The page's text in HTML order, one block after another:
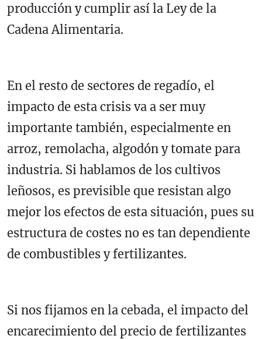
producción y cumplir así la Ley de la
Cadena Alimentaria.
En el resto de sectores de regadío, el
impacto de esta crisis va a ser muy
importante también, especialmente en
arroz, remolacha, algodón y tomate para
industria. Si hablamos de los cultivos
leñosos, es previsible que resistan algo
mejor los efectos de esta situación, pues su
estructura de costes no es tan dependiente
de combustibles y fertilizantes.
Si nos fijamos en la cebada, el impacto del
encarecimiento del precio de fertilizantes